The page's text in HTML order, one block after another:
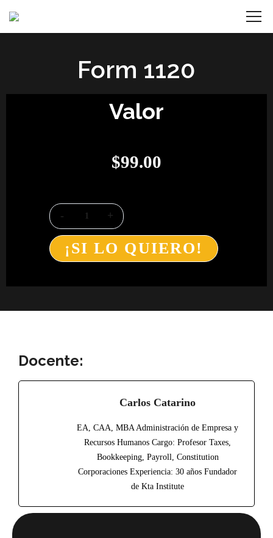
Form 1120
Valor
$99.00
¡SI LO QUIERO!
Docente:
Carlos Catarino
EA, CAA, MBA Administración de Empresa y
Recursos Humanos Cargo: Profesor Taxes,
Bookkeeping, Payroll, Constitution
Corporaciones Experiencia: 30 años Fundador
de Kta Institute